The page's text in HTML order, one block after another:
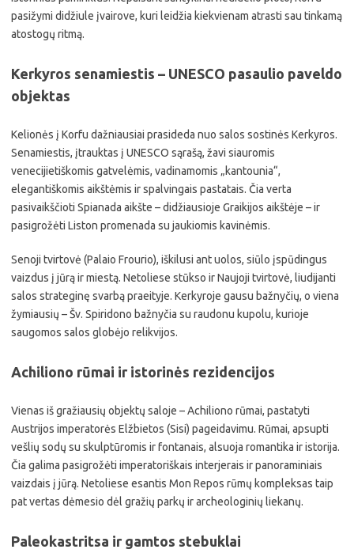
pasižymi didžiule įvairove, kuri leidžia kiekvienam atrasti sau tinkamą
atostogų ritmą.
Kerkyros senamiestis – UNESCO pasaulio paveldo
objektas
Kelionės į Korfu dažniausiai prasideda nuo salos sostinės Kerkyros.
Senamiestis, įtrauktas į UNESCO sąrašą, žavi siauromis
venecijietiškomis gatvelėmis, vadinamomis „kantounia“,
elegantiškomis aikštėmis ir spalvingais pastatais. Čia verta
pasivaikščioti Spianada aikšte – didžiausioje Graikijos aikštėje – ir
pasigrožėti Liston promenada su jaukiomis kavinėmis.
Senoji tvirtovė (Palaio Frourio), iškilusi ant uolos, siūlo įspūdingus
vaizdus į jūrą ir miestą. Netoliese stūkso ir Naujoji tvirtovė, liudijanti
salos strateginę svarbą praeityje. Kerkyroje gausu bažnyčių, o viena
žymiausių – Šv. Spiridono bažnyčia su raudonu kupolu, kurioje
saugomos salos globėjo relikvijos.
Achiliono rūmai ir istorinės rezidencijos
Vienas iš gražiausių objektų saloje – Achiliono rūmai, pastatyti
Austrijos imperatorės Elžbietos (Sisi) pageidavimu. Rūmai, apsupti
vešlių sodų su skulptūromis ir fontanais, alsuoja romantika ir istorija.
Čia galima pasigrožėti imperatoriškais interjerais ir panoraminiais
vaizdais į jūrą. Netoliese esantis Mon Repos rūmų kompleksas taip
pat vertas dėmesio dėl gražių parkų ir archeologinių liekanų.
Paleokastritsa ir gamtos stebuklai